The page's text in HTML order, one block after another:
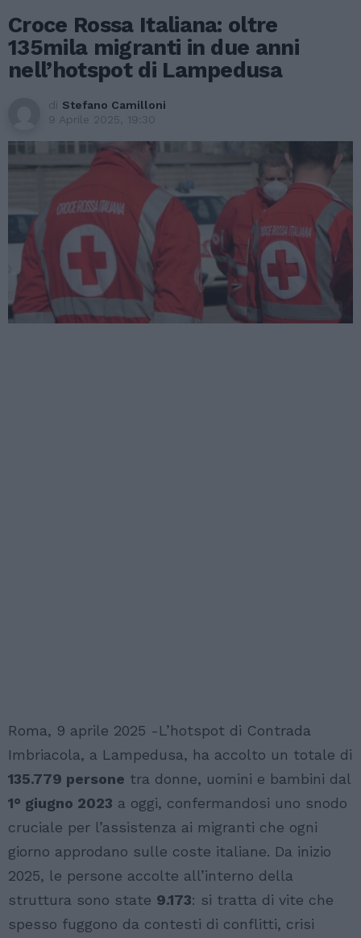
Croce Rossa Italiana: oltre
135mila migranti in due anni
nell’hotspot di Lampedusa
di Stefano Camilloni
9 Aprile 2025, 19:30
Roma, 9 aprile 2025 -L’hotspot di Contrada
Imbriacola, a Lampedusa, ha accolto un totale di
135.779 persone tra donne, uomini e bambini dal
1° giugno 2023 a oggi, confermandosi uno snodo
cruciale per l’assistenza ai migranti che ogni
giorno approdano sulle coste italiane. Da inizio
2025, le persone accolte all’interno della
struttura sono state 9.173: si tratta di vite che
spesso fuggono da contesti di conflitti, crisi